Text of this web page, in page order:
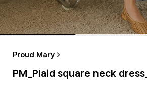
Proud Mary
PM_Plaid square neck